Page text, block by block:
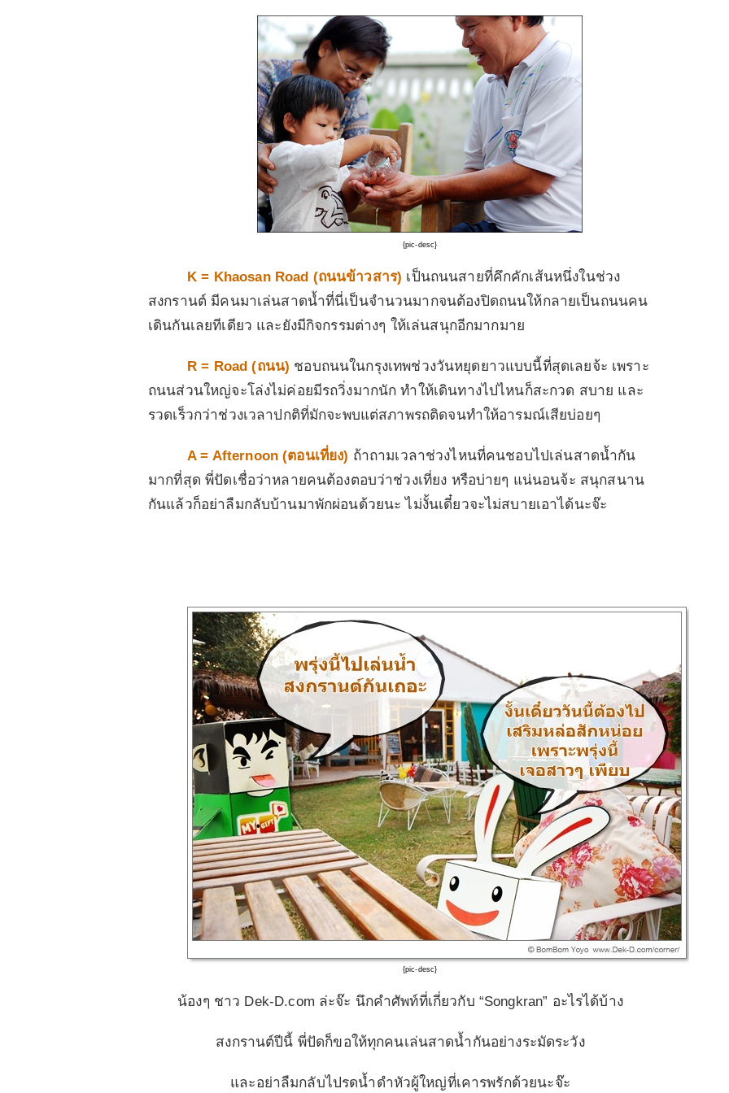
{pic-desc}
K = Khaosan Road (ถนนข้าวสาร) เป็นถนนสายที่คึกคักเส้นหนึ่งในช่วง
สงกรานต์ มีคนมาเล่นสาดน้ำที่นี่เป็นจำนวนมากจนต้องปิดถนนให้กลายเป็นถนนคน
เดินกันเลยทีเดียว และยังมีกิจกรรมต่างๆ ให้เล่นสนุกอีกมากมาย
R = Road (ถนน) ชอบถนนในกรุงเทพช่วงวันหยุดยาวแบบนี้ที่สุดเลยจ้ะ เพราะ
ถนนส่วนใหญ่จะโล่งไม่ค่อยมีรถวิ่งมากนัก ทำให้เดินทางไปไหนก็สะกวด สบาย และ
รวดเร็วกว่าช่วงเวลาปกติที่มักจะพบแต่สภาพรถติดจนทำให้อารมณ์เสียบ่อยๆ
A = Afternoon (ตอนเที่ยง) ถ้าถามเวลาช่วงไหนที่คนชอบไปเล่นสาดน้ำกัน
มากที่สุด พี่ปัดเชื่อว่าหลายคนต้องตอบว่าช่วงเที่ยง หรือบ่ายๆ แน่นอนจ้ะ สนุกสนาน
กันแล้วก็อย่าลืมกลับบ้านมาพักผ่อนด้วยนะ ไม่งั้นเดี๋ยวจะไม่สบายเอาได้นะจ๊ะ
{pic-desc}
น้องๆ ชาว Dek-D.com ล่ะจ๊ะ นึกคำศัพท์ที่เกี่ยวกับ “Songkran” อะไรได้บ้าง
สงกรานต์ปีนี้ พี่ปัดก็ขอให้ทุกคนเล่นสาดน้ำกันอย่างระมัดระวัง
และอย่าลืมกลับไปรดน้ำดำหัวผู้ใหญ่ที่เคารพรักด้วยนะจ๊ะ